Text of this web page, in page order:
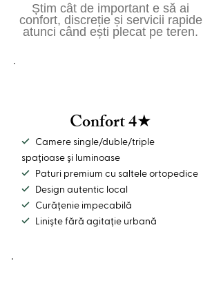
Știm cât de important e să ai
confort, discreție și servicii rapide
atunci când ești plecat pe teren.
Confort 4★
✓Camere single/duble/triple
spațioase și luminoase
✓Paturi premium cu saltele ortopedice
✓Design autentic local
✓Curățenie impecabilă
✓Liniște fără agitație urbană